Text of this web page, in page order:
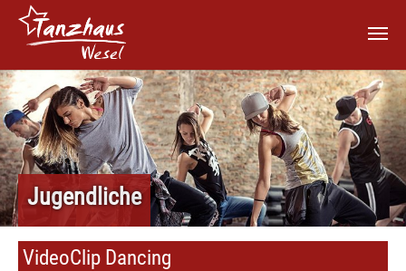
Zum Hauptinhalt springen
Jugendliche
VideoClip Dancing